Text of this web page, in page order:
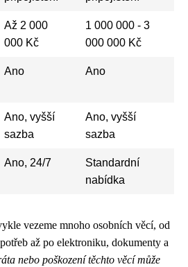
Až 2 000
000 Kč
1 000 000 - 3
000 000 Kč
Ano Ano
Ano, vyšší
sazba
Ano, vyšší
sazba
Ano, 24/7
Standardní
nabídka
vezeme mnoho osobních věcí, od
až po elektroniku, dokumenty a
nebo poškození těchto věcí může